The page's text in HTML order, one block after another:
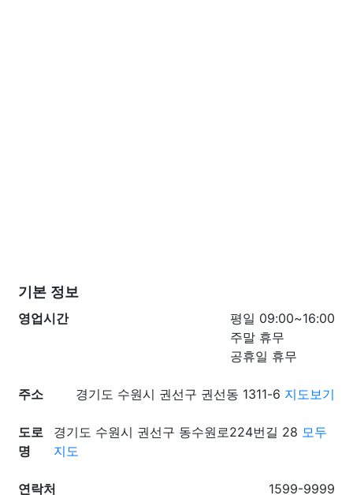
기본 정보
영업시간
평일 09:00~16:00
주말 휴무
공휴일 휴무
주소 경기도 수원시 권선구 권선동 1311-6 지도보기
도로
명
경기도 수원시 권선구 동수원로224번길 28 모두
지도
연락처 1599-9999